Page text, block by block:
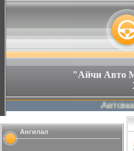
"Айчи Авто
Ангилал